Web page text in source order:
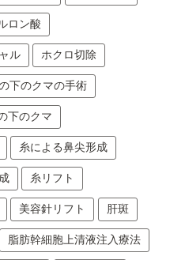
ロン酸
ル ホクロ切除
下のクマの手術
下のクマ
糸による鼻尖形成
糸リフト
美容針リフト 肝斑
脂肪幹細胞上清液注入療法